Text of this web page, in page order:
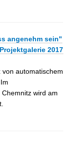
angenehm sein"
2017
automatischem
wird am